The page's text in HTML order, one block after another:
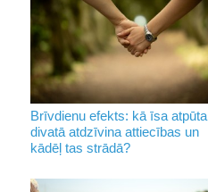
Brīvdienu efekts: kā īsa atpūta
divatā atdzīvina attiecības un
kādēļ tas strādā?